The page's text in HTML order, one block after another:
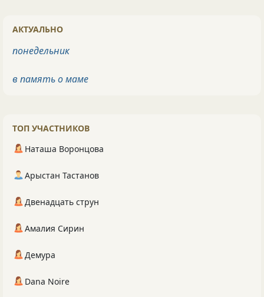
АКТУАЛЬНО
понедельник
в память о маме
ТОП УЧАСТНИКОВ
Наташа Воронцова
Арыстан Тастанов
Двенадцать струн
Амалия Сирин
Демура
Dana Noire